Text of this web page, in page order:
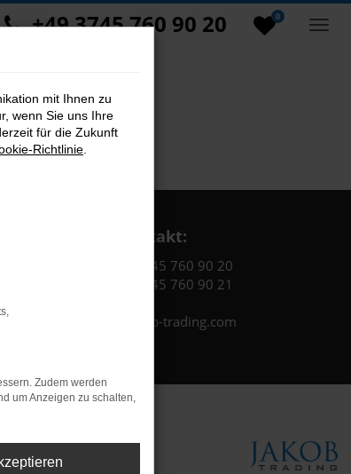
0
+49 3745 760 90 20
Kontakt:
Tel.: +49 3745 760 90 20
Fax: +49 3745 760 90 21
Mail: fj@jakob-trading.com
mit Ihnen zu
wenn Sie uns Ihre
für die Zukunft
Richtlinie
Zudem werden
um Anzeigen zu schalten,